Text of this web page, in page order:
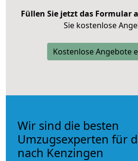
Füllen Sie jetzt das Formular
Sie kostenlose
Kostenlose Angebote
Wir sind die besten
Umzugsexperten für
nach Kenzingen